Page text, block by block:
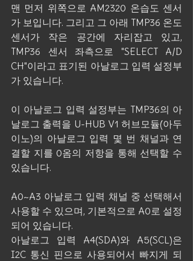
맨 먼저 위쪽으로 AM2320 온습도 센서
가 보입니다. 그리고 그 아래 TMP36 온도
센서가 작은 공간에 자리잡고 있고,
TMP36 센서 좌측으로 "SELECT A/D
CH"이라고 표기된 아날로그 입력 설정부
가 있습니다.
이 아날로그 입력 설정부는 TMP36의 아
날로그 출력을 U-HUB V1 허브모듈(아두
이노)의 아날로그 입력 몇 번 채널과 연
결할 지를 0옴의 저항을 통해 선택할 수
있습니다.
A0~A3 아날로그 입력 채널 중 선택해서
사용할 수 있으며, 기본적으로 A0로 설정
되어 있습니다.
아날로그 입력 A4(SDA)와 A5(SCL)은
I2C 통신 핀으로 사용되어서 빠지게 되